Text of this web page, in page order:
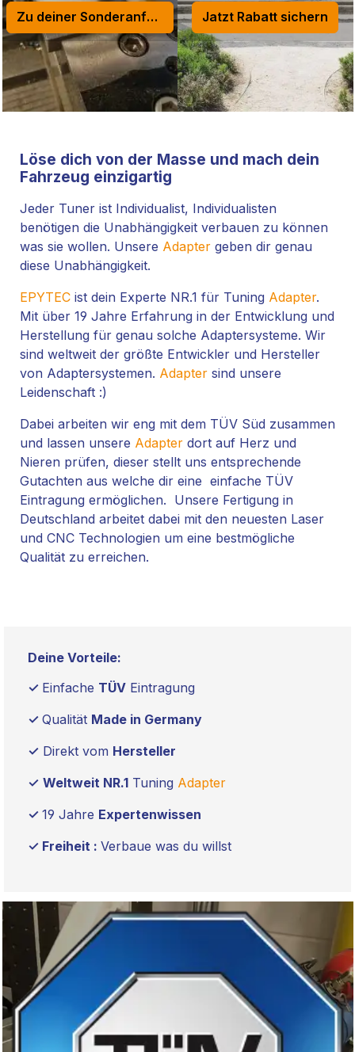
Zu deiner Sonderanfertigung Jatzt Rabatt sichern
Löse dich von der Masse und mach dein
Fahrzeug einzigartig
Jeder Tuner ist Individualist, Individualisten
benötigen die Unabhängigkeit verbauen zu können
was sie wollen. Unsere Adapter geben dir genau
diese Unabhängigkeit.
EPYTEC ist dein Experte NR.1 für Tuning Adapter.
Mit über 19 Jahre Erfahrung in der Entwicklung und
Herstellung für genau solche Adaptersysteme. Wir
sind weltweit der größte Entwickler und Hersteller
von Adaptersystemen. Adapter sind unsere
Leidenschaft :)
Dabei arbeiten wir eng mit dem TÜV Süd zusammen
und lassen unsere Adapter dort auf Herz und
Nieren prüfen, dieser stellt uns entsprechende
Gutachten aus welche dir eine einfache TÜV
Eintragung ermöglichen. Unsere Fertigung in
Deutschland arbeitet dabei mit den neuesten Laser
und CNC Technologien um eine bestmögliche
Qualität zu erreichen.
Deine Vorteile:
✓ Einfache TÜV Eintragung
✓ Qualität Made in Germany
✓ Direkt vom Hersteller
✓ Weltweit NR.1 Tuning Adapter
✓ 19 Jahre Expertenwissen
✓ Freiheit : Verbaue was du willst